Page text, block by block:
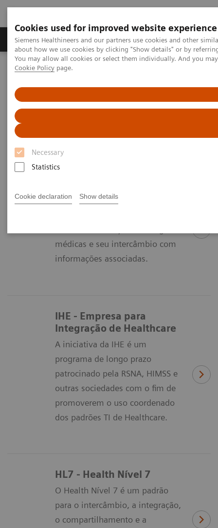
Cookies used for improved website experience
Siemens Healthineers and our partners use cookies and other
about how we use cookies by clicking "Show details" or by
You may allow all cookies or select them individually. And you
Cookie Policy page.
Necessary
Statistics
Cookie declaration Show details
Produtos e serviços Especialidades Clínicas e
Siemens Healthineers Brasil
Padrões de TI
O padrão DICOM é uma
médicas e seu intercâmbio com
informações associadas.
IHE - Empresa para
Integração de Healthcare
A iniciativa da IHE é um
programa de longo prazo
patrocinado pela RSNA, HIMSS e
outras sociedades com o fim de
promoverem o uso coordenado
dos padrões TI de Healthcare.
HL7 - Health Nível 7
O Health Nível 7 é um padrão
para o intercâmbio, a integração,
o compartilhamento e a